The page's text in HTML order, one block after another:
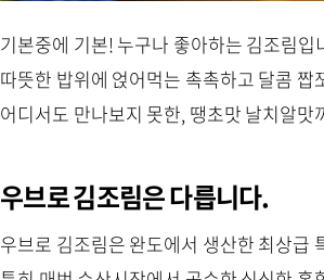
기본중에 기본! 누구나 좋아하는 김조림입
따뜻한 밥위에 얹어먹는 촉촉하고 달콤
어디서도 만나보지 못한, 땡초맛 날치알
우브로 김조림은 다릅니다.
우브로 김조림은 완도에서 생산한 최상급